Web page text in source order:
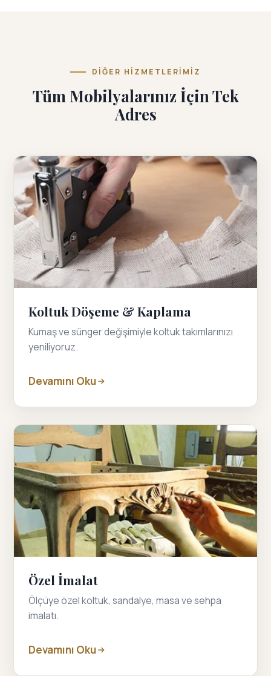
DIĞER HIZMETLERIMIZ
Tüm Mobilyalarınız İçin Tek
Adres
Koltuk Döşeme & Kaplama
Kumaş ve sünger değişimiyle koltuk takımlarınızı
yeniliyoruz.
Devamını Oku
Özel İmalat
Ölçüye özel koltuk, sandalye, masa ve sehpa
imalatı.
Devamını Oku